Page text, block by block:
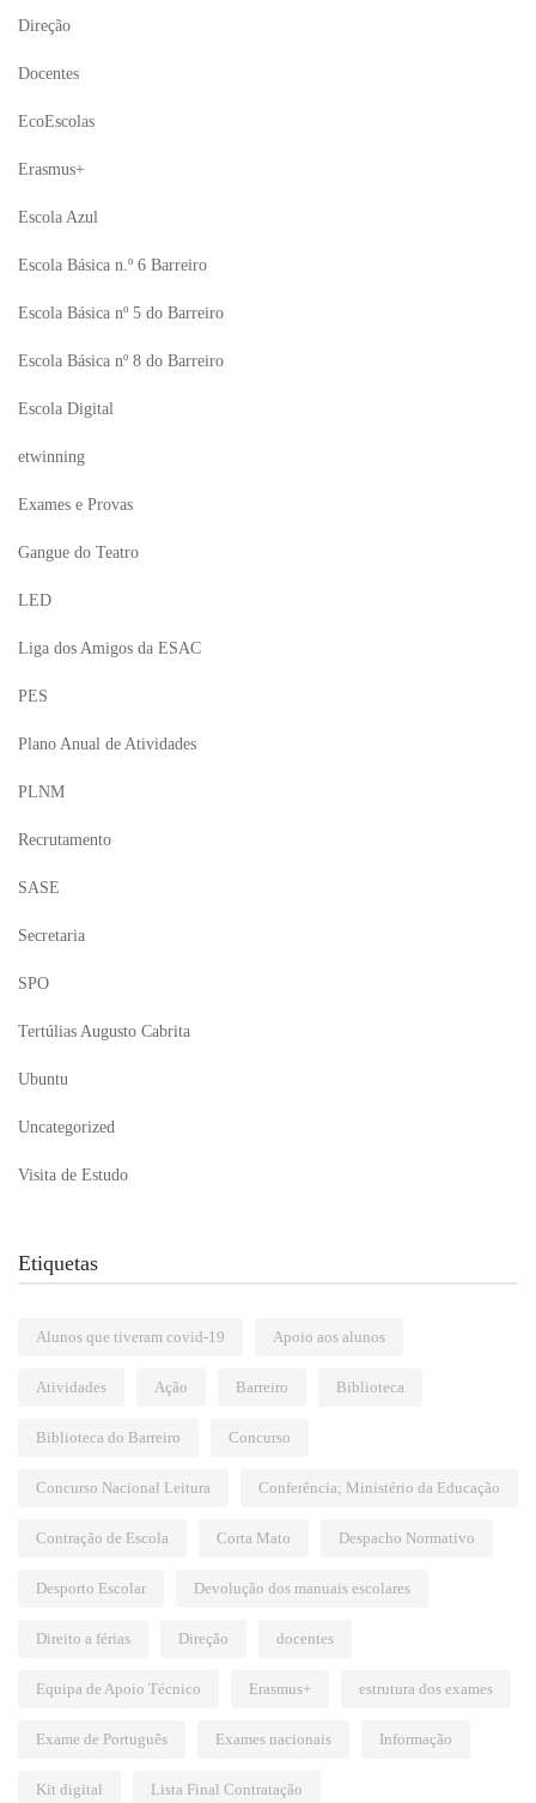
Direção
Docentes
EcoEscolas
Erasmus+
Escola Azul
Escola Básica n.º 6 Barreiro
Escola Básica nº 5 do Barreiro
Escola Básica nº 8 do Barreiro
Escola Digital
etwinning
Exames e Provas
Gangue do Teatro
LED
Liga dos Amigos da ESAC
PES
Plano Anual de Atividades
PLNM
Recrutamento
SASE
Secretaria
SPO
Tertúlias Augusto Cabrita
Ubuntu
Uncategorized
Visita de Estudo
Etiquetas
Alunos que tiveram covid-19 Apoio aos alunos
Atividades Ação Barreiro Biblioteca
Biblioteca do Barreiro Concurso
Concurso Nacional Leitura Conferência; Ministério da Educação
Contração de Escola Corta Mato Despacho Normativo
Desporto Escolar Devolução dos manuais escolares
Direito a férias Direção docentes
Equipa de Apoio Técnico Erasmus+ estrutura dos exames
Exame de Português Exames nacionais Informação
Kit digital Lista Final Contratação